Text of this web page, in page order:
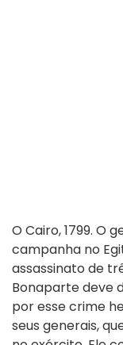
O Cairo, 1799. O
campanha no
assassinato de
Bonaparte deve
por esse crime
seus generais,